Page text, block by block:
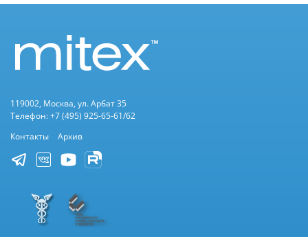
119002, Москва, ул. Арбат 35
Телефон: +7 (495) 925-65-61/62
Контакты
Архив